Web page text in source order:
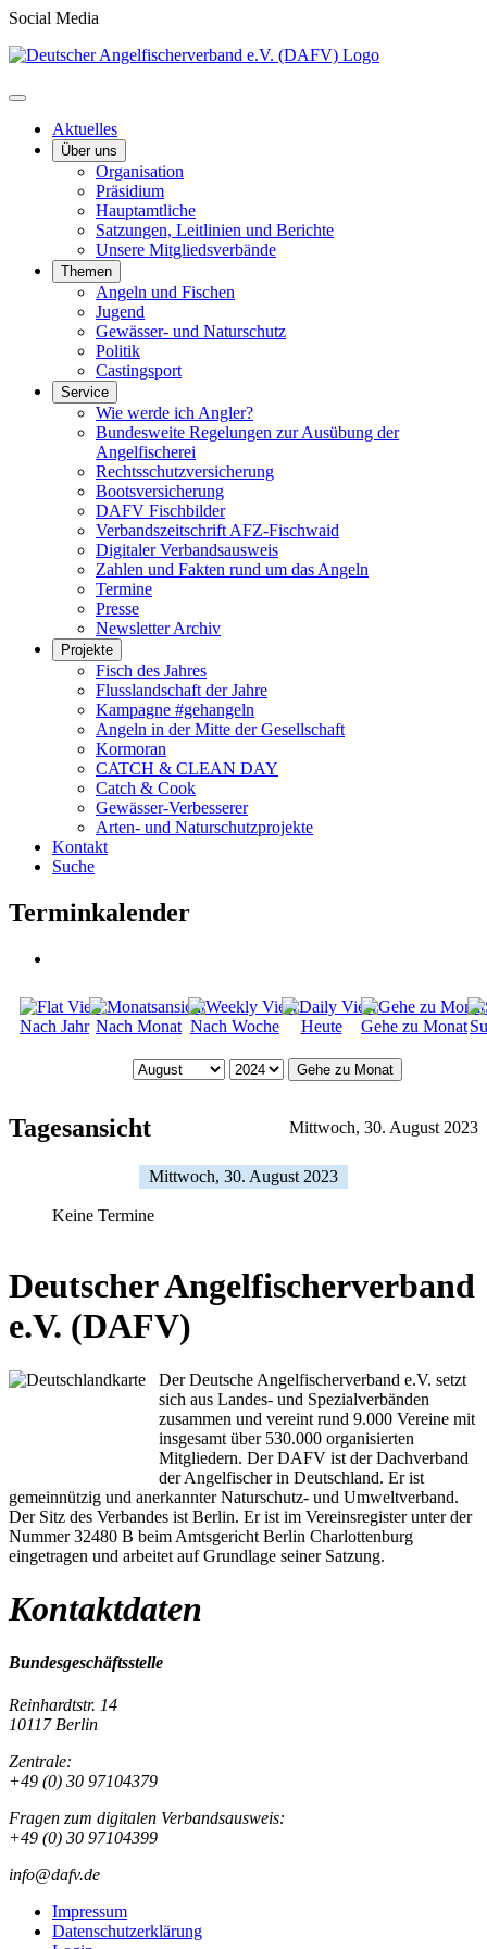
Social Media
Aktuelles
Über uns
Organisation
Präsidium
Hauptamtliche
Satzungen, Leitlinien und Berichte
Unsere Mitgliedsverbände
Themen
Angeln und Fischen
Jugend
Gewässer- und Naturschutz
Politik
Castingsport
Service
Wie werde ich Angler?
Bundesweite Regelungen zur Ausübung der
Angelfischerei
Rechtsschutzversicherung
Bootsversicherung
DAFV Fischbilder
Verbandszeitschrift AFZ-Fischwaid
Digitaler Verbandsausweis
Zahlen und Fakten rund um das Angeln
Termine
Presse
Newsletter Archiv
Projekte
Fisch des Jahres
Flusslandschaft der Jahre
Kampagne #gehangeln
Angeln in der Mitte der Gesellschaft
Kormoran
CATCH & CLEAN DAY
Catch & Cook
Gewässer-Verbesserer
Arten- und Naturschutzprojekte
Kontakt
Suche
Terminkalender
Nach Jahr Nach Monat Nach Woche Heute Gehe zu Monat
Gehe zu Monat
Tagesansicht Mittwoch, 30. August 2023
Mittwoch, 30. August 2023
Keine Termine
Deutscher Angelfischerverband
e.V. (DAFV)
Der Deutsche Angelfischerverband e.V. setzt
sich aus Landes- und Spezialverbänden
zusammen und vereint rund 9.000 Vereine mit
insgesamt über 530.000 organisierten
Mitgliedern. Der DAFV ist der Dachverband
der Angelfischer in Deutschland. Er ist
gemeinnützig und anerkannter Naturschutz- und Umweltverband.
Der Sitz des Verbandes ist Berlin. Er ist im Vereinsregister unter der
Nummer 32480 B beim Amtsgericht Berlin Charlottenburg
eingetragen und arbeitet auf Grundlage seiner Satzung.
Kontaktdaten
Bundesgeschäftsstelle
Reinhardtstr. 14
10117 Berlin
Zentrale:
+49 (0) 30 97104379
Fragen zum digitalen Verbandsausweis:
+49 (0) 30 97104399
info@dafv.de
Impressum
Datenschutzerklärung